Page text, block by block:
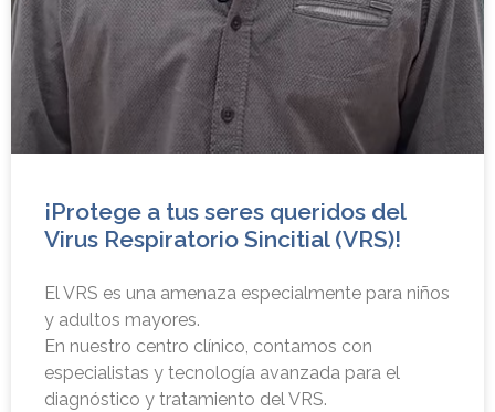
¡Protege a tus seres queridos del
Virus Respiratorio Sincitial (VRS)!
El VRS es una amenaza especialmente para niños
y adultos mayores.
En nuestro centro clínico, contamos con
especialistas y tecnología avanzada para el
diagnóstico y tratamiento del VRS.